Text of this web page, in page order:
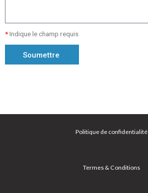
*Indique le champ requis
Soumettre
Politique de confidentialité
Termes & Conditions